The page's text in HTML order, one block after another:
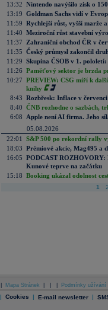
13:32 Nintendo navýšilo zisk o
13:19 Goldman Sachs vidí v
11:59 Rychlejší růst, vyšší marže
11:40 Meziroční růst stavební
11:37
Zahraniční obchod ČR v
11:35 Český průmysl zakončil
11:29 Skupina ČSOB v 1.
11:26 Paměťový sektor je brzda
10:27 PREVIEW: CSG míří k
knihy
8:43 Rozbřesk: Inflace v
8:40 ČNB rozhodne o sazbách,
6:08
Apple není AI firma. Jeho
05.08.2026
22:01
S&P 500 po rekordní rally
18:03 Prémiové akcie, Mag495 a
16:05 PODCAST ROZHOVORY:
Kunové teprve na začátku
15:18 Booking ukázal odolnost
1 2
Mapa Stránek Podmínky užívání
| Cookies | E-mail newsletter |